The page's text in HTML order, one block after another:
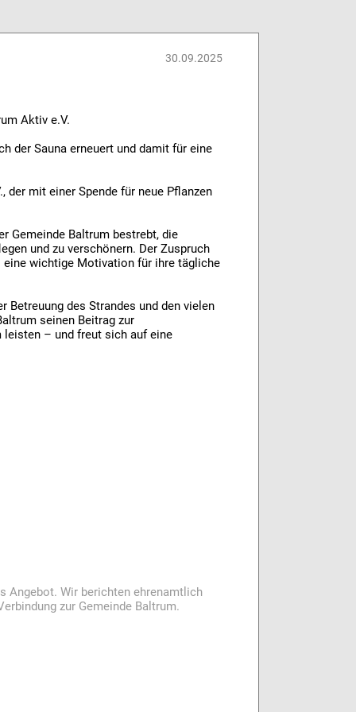
30.09.2025
Aktiv e.V.
der Sauna erneuert und damit für eine
der mit einer Spende für neue Pflanzen
Gemeinde Baltrum bestrebt, die
und zu verschönern. Der Zuspruch
eine wichtige Motivation für ihre tägliche
Betreuung des Strandes und den vielen
seinen Beitrag zur
leisten – und freut sich auf eine
Angebot. Wir berichten ehrenamtlich
zur Gemeinde Baltrum.